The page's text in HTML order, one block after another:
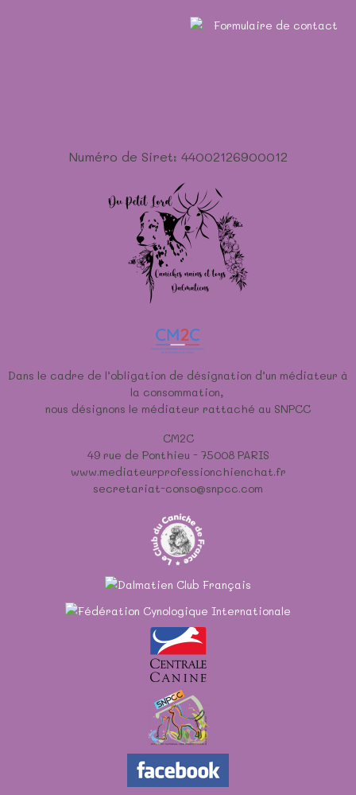
Numéro de Siret: 44002126900012
Dans le cadre de l’obligation de désignation d’un médiateur à
la consommation,
nous désignons le médiateur rattaché au SNPCC
CM2C
49 rue de Ponthieu - 75008 PARIS
www.mediateurprofessionchienchat.fr
secretariat-conso@snpcc.com